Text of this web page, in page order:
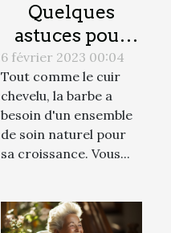
Quelques
astuces pour
bien entretenir
sa barbe
6 février 2023 00:04
Tout comme le cuir
chevelu, la barbe a
besoin d'un ensemble
de soin naturel pour
sa croissance. Vous...